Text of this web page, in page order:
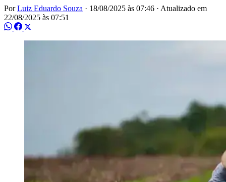
PorLuiz Eduardo Souza · 18/08/2025 às 07:46 · Atualizado em
22/08/2025 às 07:51